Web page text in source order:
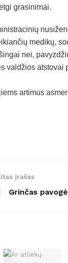
grasinimai.
medikų,
nei,
valdžios
artimus
įrašas
Grinčas